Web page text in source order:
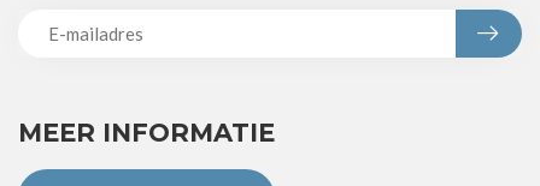
MEER INFORMATIE